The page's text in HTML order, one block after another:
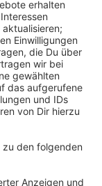
lesen Sie
Beitrag der